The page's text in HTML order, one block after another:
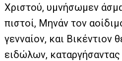
Χριστού, υμνήσωμεν
πιστοί, Μηνάν τον
γενναίον, και Βικέντιον
ειδώλων, καταργήσαντας